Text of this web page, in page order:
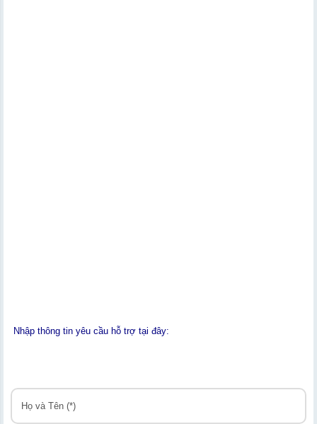
Nhập thông tin yêu cầu hỗ trợ tại đây: